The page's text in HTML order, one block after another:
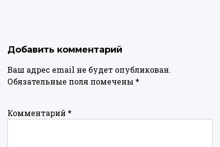
Добавить комментарий
Ваш адрес email не будет опубликован.
Обязательные поля помечены *
Комментарий *